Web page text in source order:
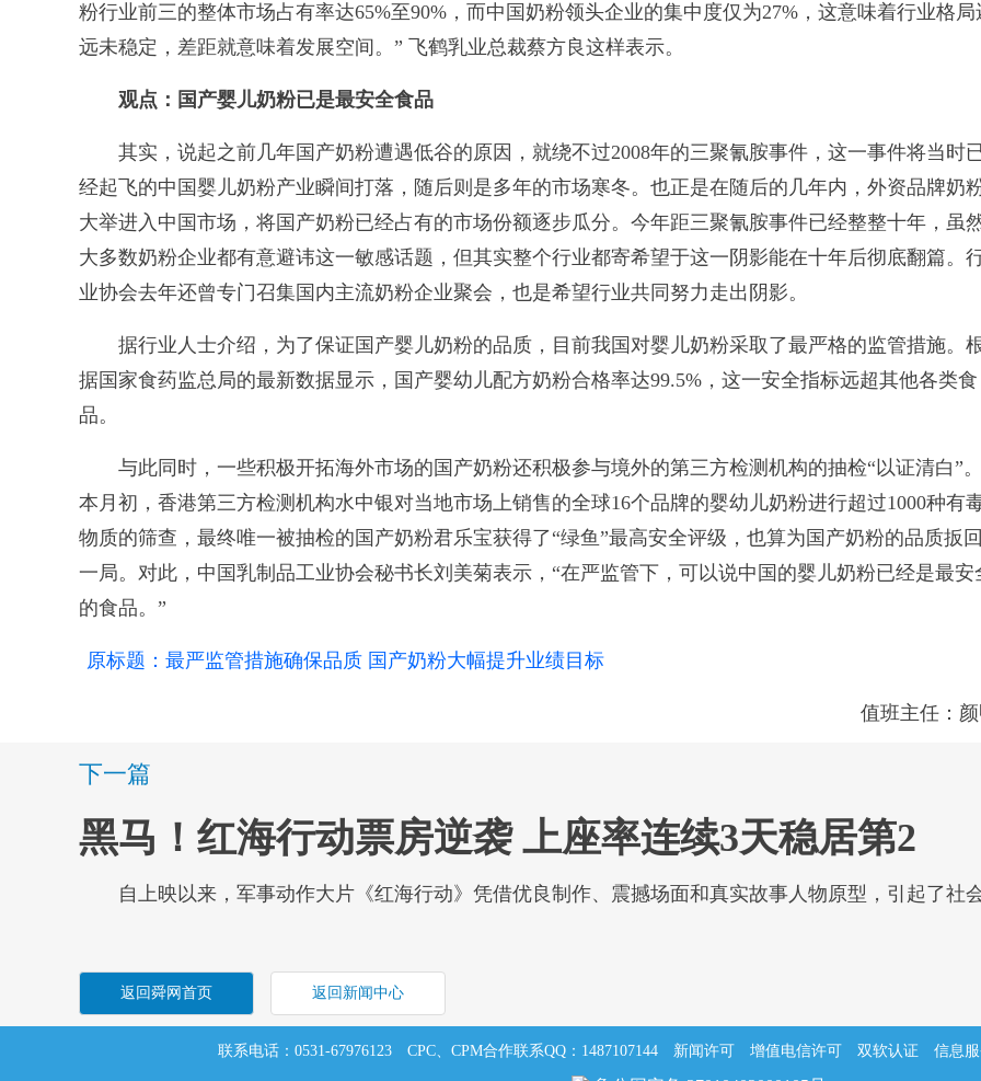
粉行业前三的整体市场占有率达65%至90%，而中国奶粉领头企业的集中度仅为27%，这意味着行业格局
远未稳定，差距就意味着发展空间。” 飞鹤乳业总裁蔡方良这样表示。
观点：国产婴儿奶粉已是最安全食品
其实，说起之前几年国产奶粉遭遇低谷的原因，就绕不过2008年的三聚氰胺事件，这一事件将当时
经起飞的中国婴儿奶粉产业瞬间打落，随后则是多年的市场寒冬。也正是在随后的几年内，外资品牌奶
大举进入中国市场，将国产奶粉已经占有的市场份额逐步瓜分。今年距三聚氰胺事件已经整整十年，虽
大多数奶粉企业都有意避讳这一敏感话题，但其实整个行业都寄希望于这一阴影能在十年后彻底翻篇。
业协会去年还曾专门召集国内主流奶粉企业聚会，也是希望行业共同努力走出阴影。
据行业人士介绍，为了保证国产婴儿奶粉的品质，目前我国对婴儿奶粉采取了最严格的监管措施。
据国家食药监总局的最新数据显示，国产婴幼儿配方奶粉合格率达99.5%，这一安全指标远超其他各类食
品。
与此同时，一些积极开拓海外市场的国产奶粉还积极参与境外的第三方检测机构的抽检“以证清白”。
本月初，香港第三方检测机构水中银对当地市场上销售的全球16个品牌的婴幼儿奶粉进行超过1000种有
物质的筛查，最终唯一被抽检的国产奶粉君乐宝获得了“绿鱼”最高安全评级，也算为国产奶粉的品质扳回
一局。对此，中国乳制品工业协会秘书长刘美菊表示，“在严监管下，可以说中国的婴儿奶粉已经是最安
的食品。”
原标题：最严监管措施确保品质 国产奶粉大幅提升业绩目标
值班主任：颜
下一篇
黑马！红海行动票房逆袭 上座率连续3天稳居第2
自上映以来，军事动作大片《红海行动》凭借优良制作、震撼场面和真实故事人物原型，引起了社
返回舜网首页 返回新闻中心
联系电话：0531-67976123 CPC、CPM合作联系QQ：1487107144 新闻许可 增值电信许可 双软认证 信息